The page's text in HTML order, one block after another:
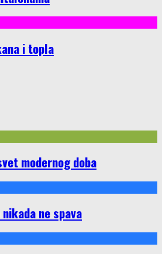
i topla
modernog doba
ne spava